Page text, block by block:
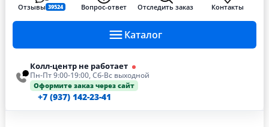
Каталог
Отзывы 39524 Вопрос-ответ Отследить заказ Контакты
Колл-центр не работает
Пн-Пт 9:00-19:00, Сб-Вс выходной
Оформите заказ через сайт
+7 (937) 142-23-41